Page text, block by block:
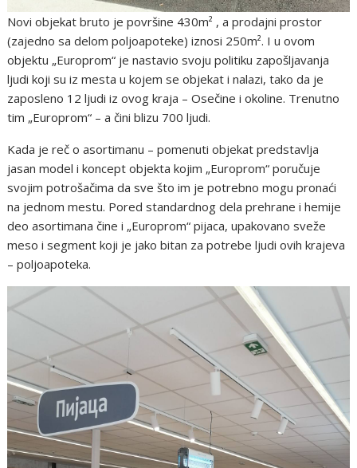
Novi objekat bruto je površine 430m² , a prodajni prostor
(zajedno sa delom poljoapoteke) iznosi 250m². I u ovom
objektu „Europrom“ je nastavio svoju politiku zapošljavanja
ljudi koji su iz mesta u kojem se objekat i nalazi, tako da je
zaposleno 12 ljudi iz ovog kraja – Osečine i okoline. Trenutno
tim „Europrom“ – a čini blizu 700 ljudi.
Kada je reč o asortimanu – pomenuti objekat predstavlja
jasan model i koncept objekta kojim „Europrom“ poručuje
svojim potrošačima da sve što im je potrebno mogu pronaći
na jednom mestu. Pored standardnog dela prehrane i hemije
deo asortimana čine i „Europrom“ pijaca, upakovano sveže
meso i segment koji je jako bitan za potrebe ljudi ovih krajeva
– poljoapoteka.